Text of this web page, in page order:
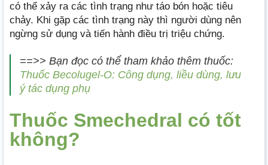
có thể xảy ra các tình trạng như táo bón hoặc tiêu
chảy. Khi gặp các tình trạng này thì người dùng nên
ngừng sử dụng và tiến hành điều trị triệu chứng.
==>> Bạn đọc có thể tham khảo thêm thuốc:
Thuốc Becolugel-O: Công dụng, liều dùng, lưu
ý tác dụng phụ
Thuốc Smechedral có tốt
không?